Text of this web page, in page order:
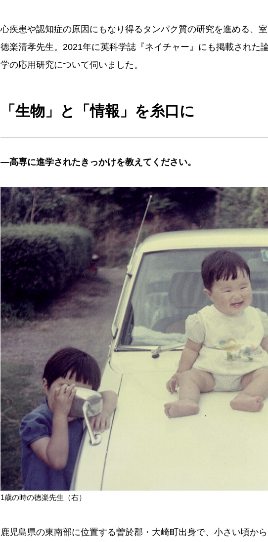
心疾患や認知症の原因にもなり得るタンパク質の研究を進める、
徳楽清孝先生。2021年に英科学誌『ネイチャー』にも掲載された
学の応用研究について伺いました。
「生物」と「情報」を糸口に
―高専に進学されたきっかけを教えてください。
1歳の時の徳楽先生（右）
鹿児島県の東南部に位置する曽於郡・大崎町出身で、小さい頃か